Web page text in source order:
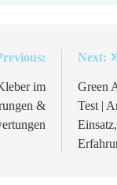
im
&
Next:
Green
Test |
Einsatz,